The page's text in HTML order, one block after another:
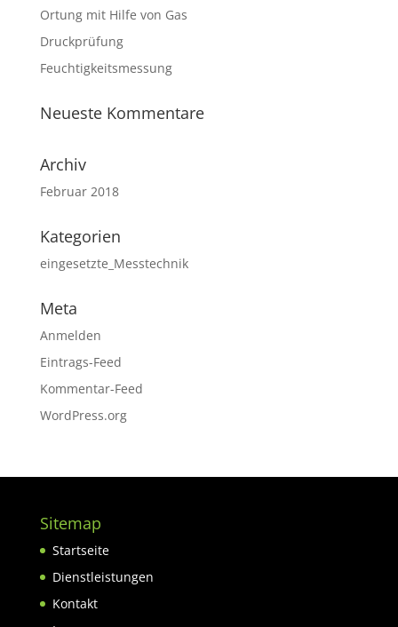
Ortung mit Hilfe von Gas
Druckprüfung
Feuchtigkeitsmessung
Neueste Kommentare
Archiv
Februar 2018
Kategorien
eingesetzte_Messtechnik
Meta
Anmelden
Eintrags-Feed
Kommentar-Feed
WordPress.org
Sitemap
Startseite
Dienstleistungen
Kontakt